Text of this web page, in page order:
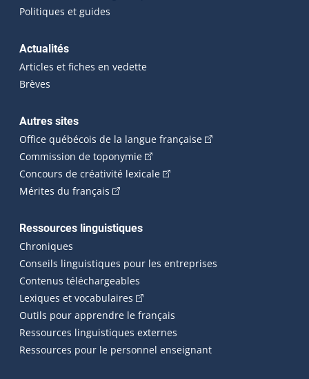
Politiques et guides
Actualités
Articles et fiches en vedette
Brèves
Autres sites
Office québécois de la langue française(Cet hyperlien
Commission de toponymie(Cet hyperlien externe s'ouvrira
Concours de créativité lexicale(Cet hyperlien externe
Mérites du français (Cet hyperlien externe s'ouvrira dans une
Ressources linguistiques
Chroniques
Conseils linguistiques pour les entreprises
Contenus téléchargeables
Lexiques et vocabulaires (Cet hyperlien externe s'ouvrira
Outils pour apprendre le français
Ressources linguistiques externes
Ressources pour le personnel enseignant